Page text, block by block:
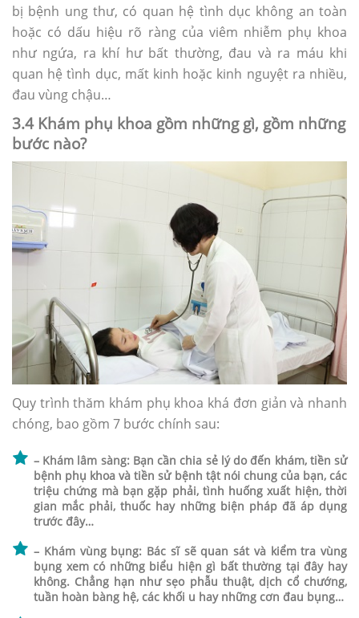
bị bệnh ung thư, có quan hệ tình dục không an toàn
hoặc có dấu hiệu rõ ràng của viêm nhiễm phụ khoa
như ngứa, ra khí hư bất thường, đau và ra máu khi
quan hệ tình dục, mất kinh hoặc kinh nguyệt ra nhiều,
đau vùng chậu…
3.4 Khám phụ khoa gồm những gì, gồm những
bước nào?
Quy trình thăm khám phụ khoa khá đơn giản và nhanh
chóng, bao gồm 7 bước chính sau:
– Khám lâm sàng: Bạn cần chia sẻ lý do đến khám, tiền sử
bệnh phụ khoa và tiền sử bệnh tật nói chung của bạn, các
triệu chứng mà bạn gặp phải, tình huống xuất hiện, thời
gian mắc phải, thuốc hay những biện pháp đã áp dụng
trước đây…
– Khám vùng bụng: Bác sĩ sẽ quan sát và kiểm tra vùng
bụng xem có những biểu hiện gì bất thường tại đây hay
không. Chẳng hạn như sẹo phẫu thuật, dịch cổ chướng,
tuần hoàn bàng hệ, các khối u hay những cơn đau bụng…